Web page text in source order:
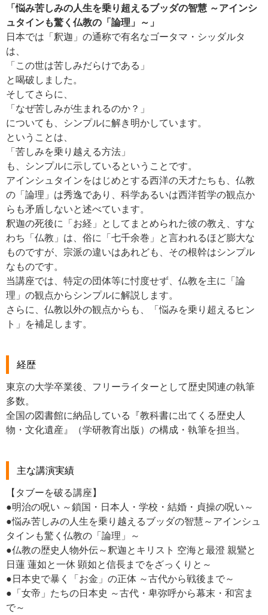
「悩み苦しみの人生を乗り超えるブッダの智慧 ～アインシ
ュタインも驚く仏教の「論理」～」
日本では「釈迦」の通称で有名なゴータマ・シッダルタ
は、
「この世は苦しみだらけである」
と喝破しました。
そしてさらに、
「なぜ苦しみが生まれるのか？」
についても、シンプルに解き明かしています。
ということは、
「苦しみを乗り越える方法」
も、シンプルに示しているということです。
アインシュタインをはじめとする西洋の天才たちも、仏教
の「論理」は秀逸であり、科学あるいは西洋哲学の観点か
らも矛盾しないと述べています。
釈迦の死後に「お経」としてまとめられた彼の教え、すな
わち「仏教」は、俗に「七千余巻」と言われるほど膨大な
ものですが、宗派の違いはあれども、その根幹はシンプル
なものです。
当講座では、特定の団体等に忖度せず、仏教を主に「論
理」の観点からシンプルに解説します。
さらに、仏教以外の観点からも、「悩みを乗り超えるヒン
ト」を補足します。
経歴
東京の大学卒業後、フリーライターとして歴史関連の執筆
多数。
全国の図書館に納品している『教科書に出てくる歴史人
物・文化遺産』（学研教育出版）の構成・執筆を担当。
主な講演実績
【タブーを破る講座】
●明治の呪い ～鎖国・日本人・学校・結婚・貞操の呪い～
●悩み苦しみの人生を乗り越えるブッダの智慧～アインシュ
タインも驚く仏教の「論理」～
●仏教の歴史人物外伝～釈迦とキリスト 空海と最澄 親鸞と
日蓮 蓮如と一休 顕如と信長までをざっくりと～
●日本史で暴く「お金」の正体 ～古代から戦後まで～
●「女帝」たちの日本史 ～古代・卑弥呼から幕末・和宮ま
で～